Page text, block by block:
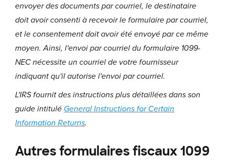
envoyer des documents par courriel, le destinataire
doit avoir consenti à recevoir le formulaire par courriel,
et le consentement doit avoir été envoyé par ce même
moyen. Ainsi, l'envoi par courriel du formulaire 1099-
NEC nécessite un courriel de votre fournisseur
indiquant qu'il autorise l'envoi par courriel.
L'IRS fournit des instructions plus détaillées dans son
guide intitulé General Instructions for Certain
Information Returns.
Autres formulaires fiscaux 1099